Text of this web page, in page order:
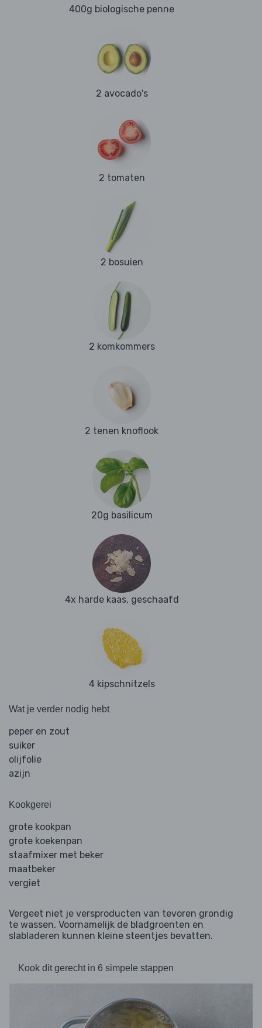
400g biologische penne
2 avocado's
2 tomaten
2 bosuien
2 komkommers
2 tenen knoflook
20g basilicum
4x harde kaas, geschaafd
4 kipschnitzels
Wat je verder nodig hebt
peper en zout
suiker
olijfolie
azijn
Kookgerei
grote kookpan
grote koekenpan
staafmixer met beker
maatbeker
vergiet
Vergeet niet je versproducten van tevoren grondig
te wassen. Voornamelijk de bladgroenten en
slabladeren kunnen kleine steentjes bevatten.
Kook dit gerecht in 6 simpele stappen